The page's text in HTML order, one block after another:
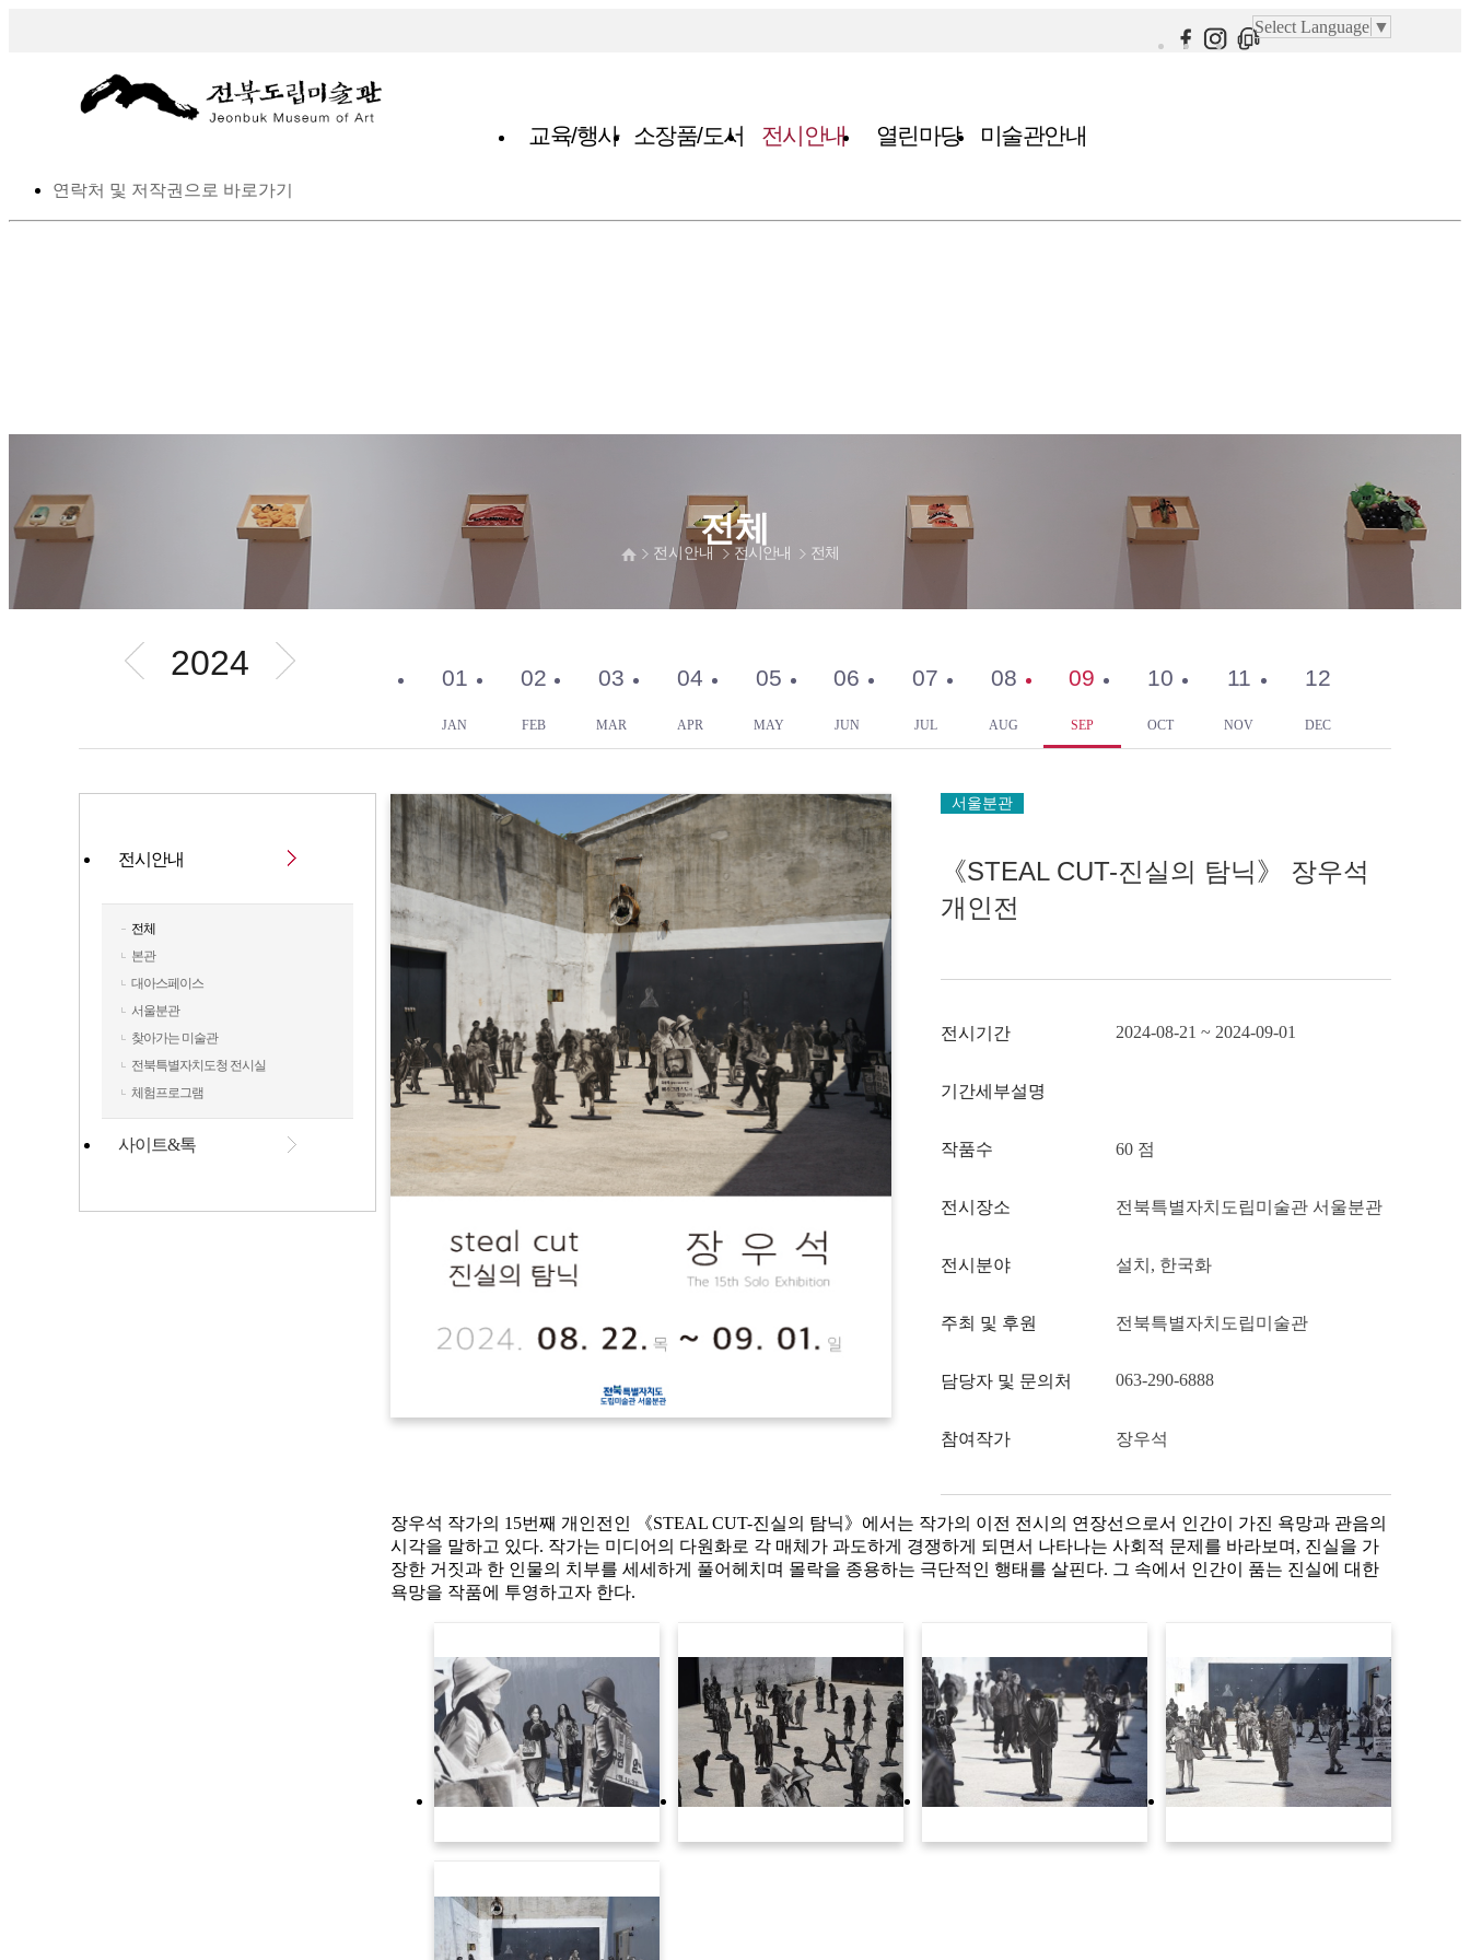
스킵 네비게이션
본문으로 바로가기
연락처 및 저작권으로 바로가기
Select Language ▼
교육/행사 소장품/도서 전시안내 열린마당 미술관안내
전체
전시안내 전시안내 전체
2024 01
JAN
02
FEB
03
MAR
04
APR
05
MAY
06
JUN
07
JUL
08
AUG
09
SEP
10
OCT
11
NOV
12
DEC
전시안내
전체
본관
대아스페이스
서울분관
찾아가는 미술관
전북특별자치도청 전시실
체험프로그램
사이트&톡
서울분관
《STEAL CUT-진실의 탐닉》 장우석
개인전
전시기간 2024-08-21 ~ 2024-09-01
기간세부설명
작품수 60 점
전시장소 전북특별자치도립미술관 서울분관
전시분야 설치, 한국화
주최 및 후원 전북특별자치도립미술관
담당자 및 문의처 063-290-6888
참여작가 장우석
장우석 작가의 15번째 개인전인 《STEAL CUT-진실의 탐닉》에서는 작가의 이전 전시의 연장선으로서 인간이 가진 욕망과 관음의
시각을 말하고 있다. 작가는 미디어의 다원화로 각 매체가 과도하게 경쟁하게 되면서 나타나는 사회적 문제를 바라보며, 진실을 가
장한 거짓과 한 인물의 치부를 세세하게 풀어헤치며 몰락을 종용하는 극단적인 행태를 살핀다. 그 속에서 인간이 품는 진실에 대한
욕망을 작품에 투영하고자 한다.